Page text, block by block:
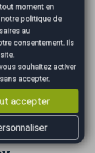
moment en
politique de
au
consentement. Ils
souhaitez activer
accepter.
accepter